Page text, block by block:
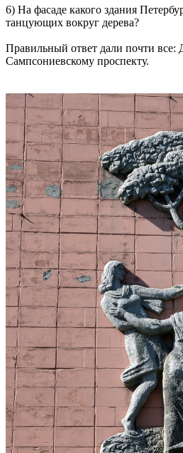
6) На фасаде какого здания
танцующих вокруг дерева?
Правильный ответ дали почти
Сампсониевскому проспекту.